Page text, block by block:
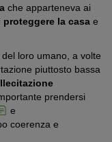
che apparteneva ai
la casa e
loro umano, a volte
piuttosto bassa
prendersi
e
coerenza e